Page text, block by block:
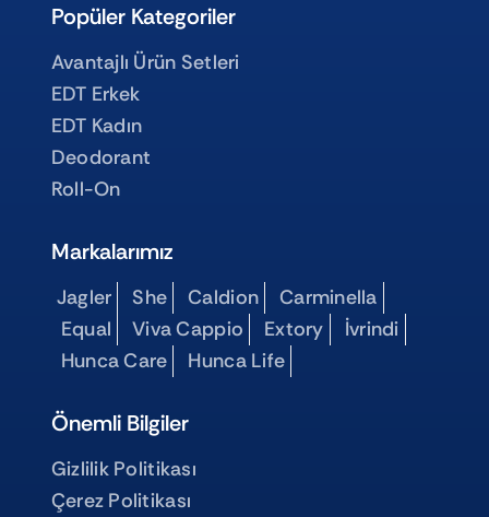
Popüler Kategoriler
Avantajlı Ürün Setleri
EDT Erkek
EDT Kadın
Deodorant
Roll-On
Markalarımız
Jagler She Caldion
Carminella
Equal
Viva Cappio Extory
İvrindi
Hunca Care
Hunca Life
Önemli Bilgiler
Gizlilik Politikası
Çerez Politikası